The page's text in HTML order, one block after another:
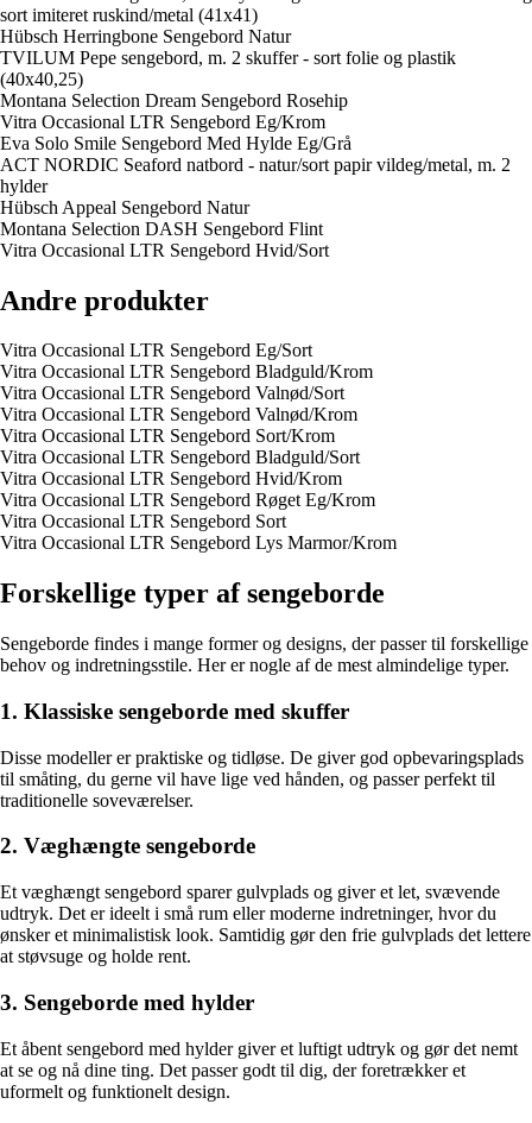
sort imiteret ruskind/metal (41x41)
Hübsch Herringbone Sengebord Natur
TVILUM Pepe sengebord, m. 2 skuffer - sort folie og plastik
(40x40,25)
Montana Selection Dream Sengebord Rosehip
Vitra Occasional LTR Sengebord Eg/Krom
Eva Solo Smile Sengebord Med Hylde Eg/Grå
ACT NORDIC Seaford natbord - natur/sort papir vildeg/metal, m. 2
hylder
Hübsch Appeal Sengebord Natur
Montana Selection DASH Sengebord Flint
Vitra Occasional LTR Sengebord Hvid/Sort
Andre produkter
Vitra Occasional LTR Sengebord Eg/Sort
Vitra Occasional LTR Sengebord Bladguld/Krom
Vitra Occasional LTR Sengebord Valnød/Sort
Vitra Occasional LTR Sengebord Valnød/Krom
Vitra Occasional LTR Sengebord Sort/Krom
Vitra Occasional LTR Sengebord Bladguld/Sort
Vitra Occasional LTR Sengebord Hvid/Krom
Vitra Occasional LTR Sengebord Røget Eg/Krom
Vitra Occasional LTR Sengebord Sort
Vitra Occasional LTR Sengebord Lys Marmor/Krom
Forskellige typer af sengeborde
Sengeborde findes i mange former og designs, der passer til forskellige
behov og indretningsstile. Her er nogle af de mest almindelige typer.
1. Klassiske sengeborde med skuffer
Disse modeller er praktiske og tidløse. De giver god opbevaringsplads
til småting, du gerne vil have lige ved hånden, og passer perfekt til
traditionelle soveværelser.
2. Væghængte sengeborde
Et væghængt sengebord sparer gulvplads og giver et let, svævende
udtryk. Det er ideelt i små rum eller moderne indretninger, hvor du
ønsker et minimalistisk look. Samtidig gør den frie gulvplads det lettere
at støvsuge og holde rent.
3. Sengeborde med hylder
Et åbent sengebord med hylder giver et luftigt udtryk og gør det nemt
at se og nå dine ting. Det passer godt til dig, der foretrækker et
uformelt og funktionelt design.